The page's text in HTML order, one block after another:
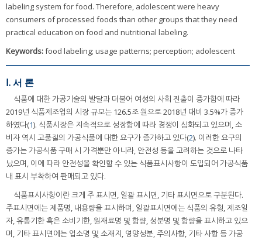
labeling system for food. Therefore, adolescent were heavy
consumers of processed foods than other groups that they need
practical education on food and nutritional labeling.
Keywords:food labeling; usage patterns; perception; adolescent
Ⅰ. 서 론
식품에 대한 가공기술의 발달과 더불어 여성의 사회 진출이 증가함에 따라
2019년 식품제조업의 시장 규모는 126.5조 원으로 2018년 대비 3.5%가 증가
하였다(1). 식품시장은 지속적으로 성장함에 따라 경쟁이 심화되고 있으며, 소
비자 역시 고품질의 가공식품에 대한 요구가 증가하고 있다(2). 이러한 요구의
증가는 가공식품 구매 시 가격뿐만 아니라, 안전성 등을 고려하는 것으로 나타
났으며, 이에 따라 안전성을 확인할 수 있는 식품표시사항이 도입되어 가공식품
내 표시 부착하여 판매되고 있다.
식품표시사항이란 크게 주 표시면, 일괄 표시면, 기타 표시면으로 구분된다.
주표시면에는 제품명, 내용량을 표시하며, 일괄표시면에는 식품의 유형, 제조일
자, 유통기한 혹은 소비기한, 원재료명 및 함량, 성분명 및 함량을 표시하고 있으
며, 기타 표시면에는 업소명 및 소재지, 영양성분, 주의사항, 기타 사항 등 가공